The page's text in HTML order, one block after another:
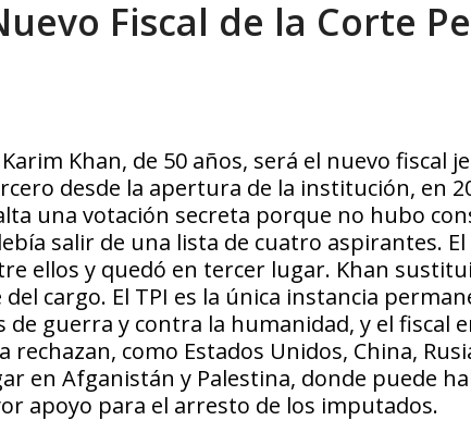
horas de apagones» El desbastador costo del colapso
Fiscal de la Corte
Khan, de 50 años, será el nuevo fiscal
desde la apertura de la institución, en
una votación secreta porque no hubo
salir de una lista de cuatro aspirantes.
ellos y quedó en tercer lugar. Khan
cargo. El TPI es la única instancia
de guerra y contra la humanidad, y el fiscal
rechazan, como Estados Unidos, China,
en Afganistán y Palestina, donde puede
apoyo para el arresto de los imputados.